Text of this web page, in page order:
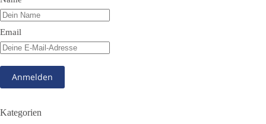
#dieBasis #Meme #Plandemie
348 28
Email
Kategorien